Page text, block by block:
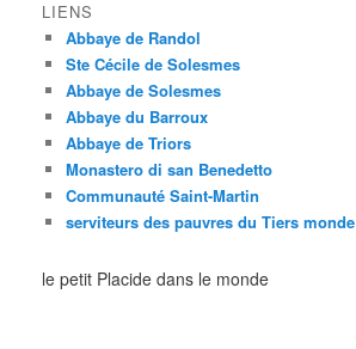
LIENS
Abbaye de Randol
Ste Cécile de Solesmes
Abbaye de Solesmes
Abbaye du Barroux
Abbaye de Triors
Monastero di san Benedetto
Communauté Saint-Martin
serviteurs des pauvres du Tiers monde
le petit Placide dans le monde